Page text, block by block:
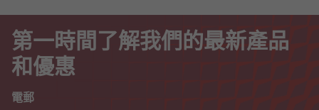
第一時間了解我們的最新產品
和優惠
電郵